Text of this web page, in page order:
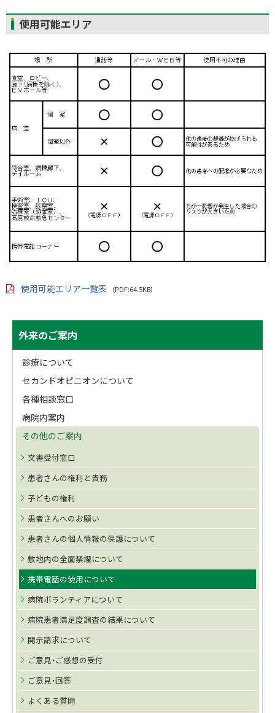
ト
ッ
プ
に
戻
る
使用可能エリア
使用可能エリア一覧表 （PDF:64.5KB）
サ
イ
ド
メ
ニ
ュ
ー
外来のご案内
診療について
セカンドオピニオンについて
各種相談窓口
病院内案内
その他のご案内
文書受付窓口
患者さんの権利と責務
子どもの権利
患者さんへのお願い
患者さんの個人情報の保護について
敷地内の全面禁煙について
携帯電話の使用について
病院ボランティアについて
病院患者満足度調査の結果について
開示請求について
ご意見・ご感想の受付
ご意見・回答
よくある質問